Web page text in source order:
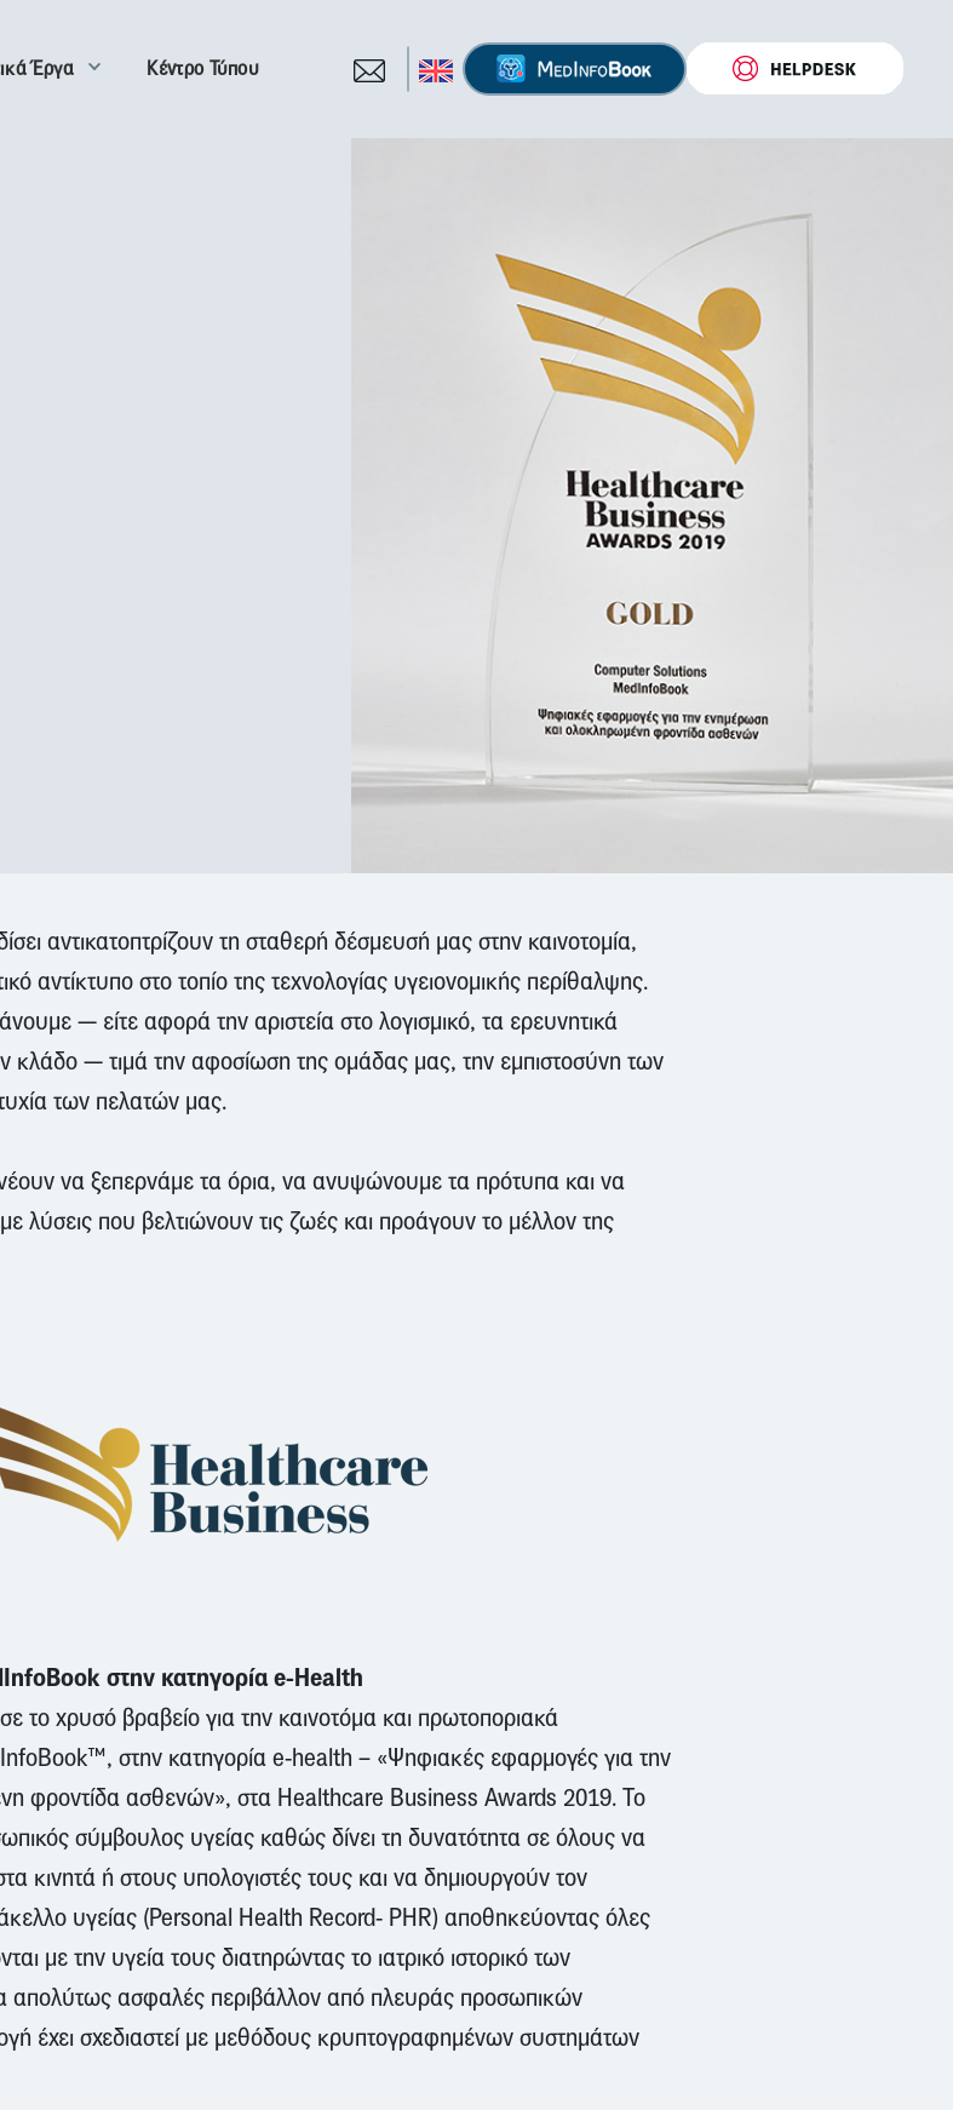
Έργα Κέντρο Τύπου
αντικατοπτρίζουν τη σταθερή δέσμευσή μας στην καινοτομία,
αντίκτυπο στο τοπίο της τεχνολογίας υγειονομικής περίθαλψης.
— είτε αφορά την αριστεία στο λογισμικό, τα ερευνητικά
κλάδο — τιμά την αφοσίωση της ομάδας μας, την εμπιστοσύνη των
των πελατών μας.
να ξεπερνάμε τα όρια, να ανυψώνουμε τα πρότυπα και να
λύσεις που βελτιώνουν τις ζωές και προάγουν το μέλλον της
στην κατηγορία e-Health
το χρυσό βραβείο για την καινοτόμα και πρωτοποριακά
στην κατηγορία e-health – «Ψηφιακές εφαρμογές για την
φροντίδα ασθενών», στα Healthcare Business Awards 2019. Το
σύμβουλος υγείας καθώς δίνει τη δυνατότητα σε όλους να
κινητά ή στους υπολογιστές τους και να δημιουργούν τον
υγείας (Personal Health Record- PHR) αποθηκεύοντας όλες
με την υγεία τους διατηρώντας το ιατρικό ιστορικό των
απολύτως ασφαλές περιβάλλον από πλευράς προσωπικών
έχει σχεδιαστεί με μεθόδους κρυπτογραφημένων συστημάτων